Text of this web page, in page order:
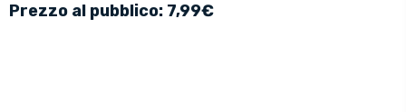
Prezzo al pubblico: 7,99€